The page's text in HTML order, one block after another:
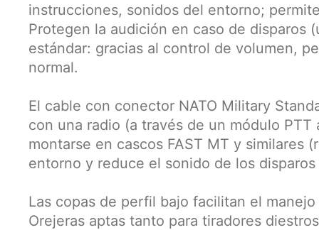
instrucciones, sonidos del entorno;
Protegen la audición en caso de disparos
estándar: gracias al control de volumen,
normal.
El cable con conector NATO Military
con una radio (a través de un módulo
montarse en cascos FAST MT y similares
entorno y reduce el sonido de los
Las copas de perfil bajo facilitan el
Orejeras aptas tanto para tiradores